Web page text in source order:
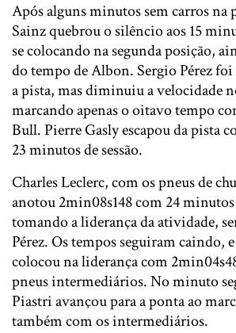
Após alguns minutos sem carros na
Sainz quebrou o silêncio aos 15
se colocando na segunda posição,
do tempo de Albon. Sergio Pérez
a pista, mas diminuiu a velocidade
marcando apenas o oitavo tempo
Bull. Pierre Gasly escapou da pista
23 minutos de sessão.
Charles Leclerc, com os pneus de
anotou 2min08s148 com 24 minutos
tomando a liderança da atividade,
Pérez. Os tempos seguiram caindo,
colocou na liderança com
pneus intermediários. No minuto
Piastri avançou para a ponta ao
também com os intermediários.